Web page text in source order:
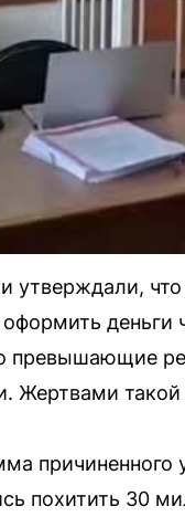
утверждали,
оформить
превышающие
Жертвами
причиненного
похитить 30